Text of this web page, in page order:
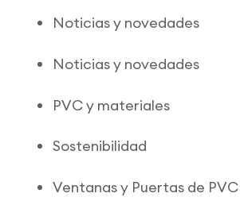
Noticias y novedades
Noticias y novedades
PVC y materiales
Sostenibilidad
Ventanas y Puertas de PVC